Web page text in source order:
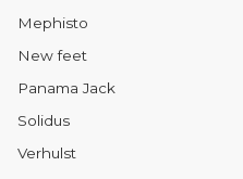
Mephisto
New feet
Panama Jack
Solidus
Verhulst